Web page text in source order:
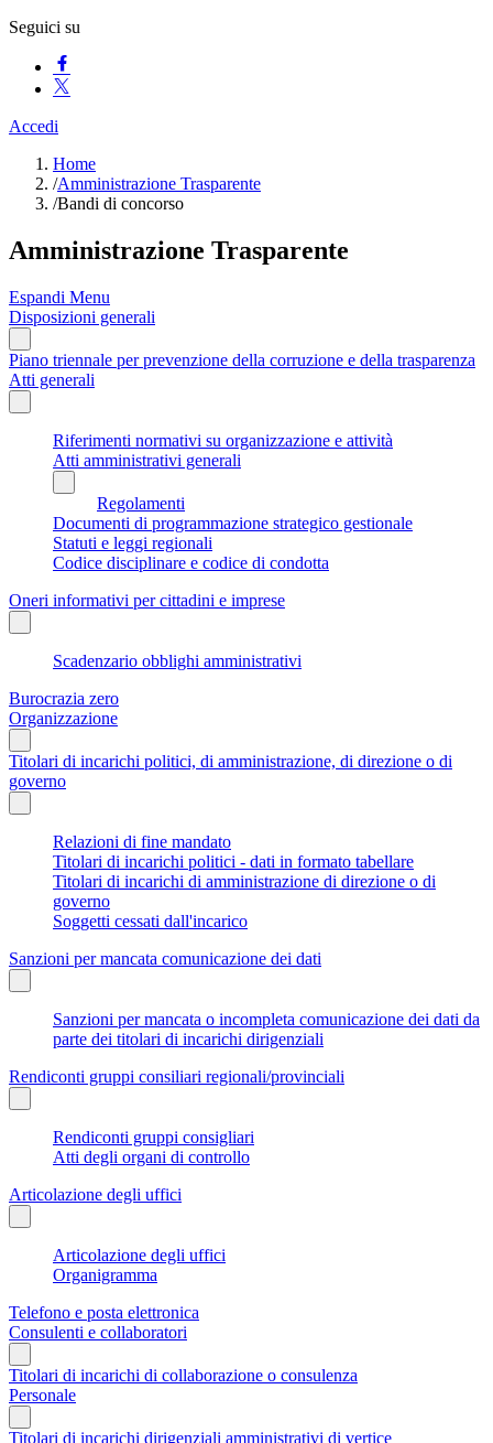
Seguici su
Accedi
Home
/Amministrazione Trasparente
/Bandi di concorso
Amministrazione Trasparente
Espandi Menu
Disposizioni generali
Piano triennale per prevenzione della corruzione e della trasparenza
Atti generali
Riferimenti normativi su organizzazione e attività
Atti amministrativi generali
Regolamenti
Documenti di programmazione strategico gestionale
Statuti e leggi regionali
Codice disciplinare e codice di condotta
Oneri informativi per cittadini e imprese
Scadenzario obblighi amministrativi
Burocrazia zero
Organizzazione
Titolari di incarichi politici, di amministrazione, di direzione o di
governo
Relazioni di fine mandato
Titolari di incarichi politici - dati in formato tabellare
Titolari di incarichi di amministrazione di direzione o di
governo
Soggetti cessati dall'incarico
Sanzioni per mancata comunicazione dei dati
Sanzioni per mancata o incompleta comunicazione dei dati da
parte dei titolari di incarichi dirigenziali
Rendiconti gruppi consiliari regionali/provinciali
Rendiconti gruppi consigliari
Atti degli organi di controllo
Articolazione degli uffici
Articolazione degli uffici
Organigramma
Telefono e posta elettronica
Consulenti e collaboratori
Titolari di incarichi di collaborazione o consulenza
Personale
Titolari di incarichi dirigenziali amministrativi di vertice